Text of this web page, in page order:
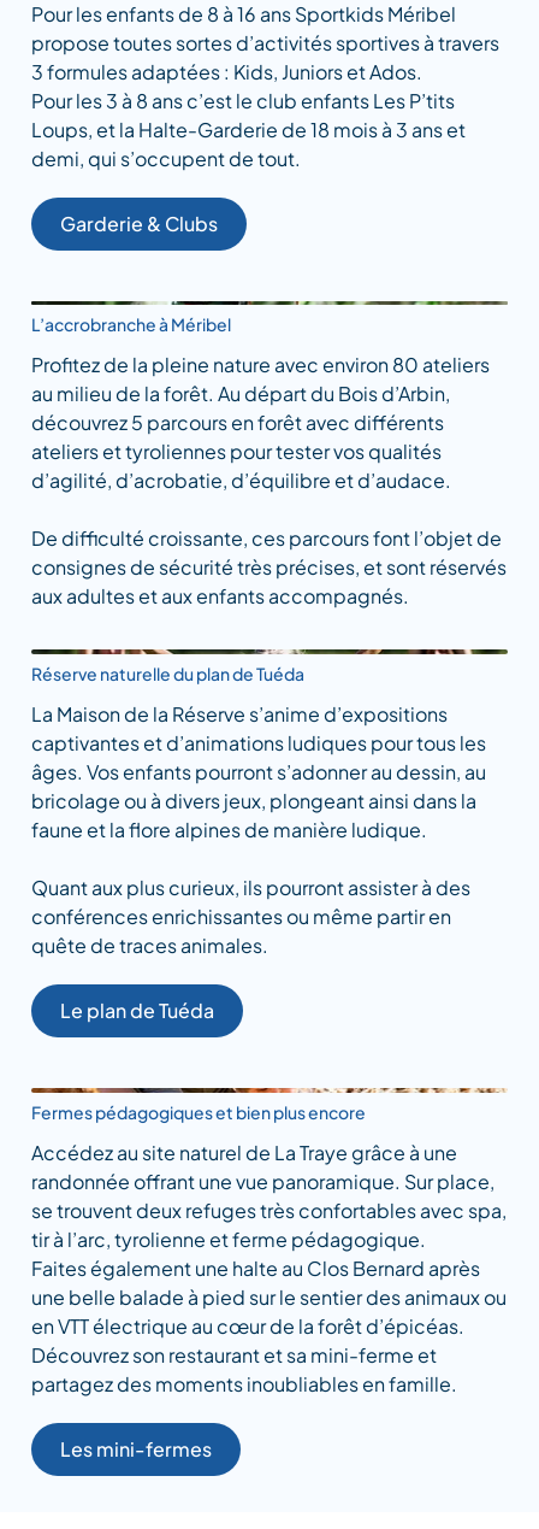
Pour les enfants de 8 à 16 ans Sportkids Méribel
propose toutes sortes d’activités sportives à travers
3 formules adaptées : Kids, Juniors et Ados.
Pour les 3 à 8 ans c’est le club enfants Les P’tits
Loups, et la Halte-Garderie de 18 mois à 3 ans et
demi, qui s’occupent de tout.
Garderie & Clubs
L’accrobranche à Méribel
Profitez de la pleine nature avec environ 80 ateliers
au milieu de la forêt. Au départ du Bois d’Arbin,
découvrez 5 parcours en forêt avec différents
ateliers et tyroliennes pour tester vos qualités
d’agilité, d’acrobatie, d’équilibre et d’audace.
De difficulté croissante, ces parcours font l’objet de
consignes de sécurité très précises, et sont réservés
aux adultes et aux enfants accompagnés.
Réserve naturelle du plan de Tuéda
La Maison de la Réserve s’anime d’expositions
captivantes et d’animations ludiques pour tous les
âges. Vos enfants pourront s’adonner au dessin, au
bricolage ou à divers jeux, plongeant ainsi dans la
faune et la flore alpines de manière ludique.
Quant aux plus curieux, ils pourront assister à des
conférences enrichissantes ou même partir en
quête de traces animales.
Le plan de Tuéda
Fermes pédagogiques et bien plus encore
Accédez au site naturel de La Traye grâce à une
randonnée offrant une vue panoramique. Sur place,
se trouvent deux refuges très confortables avec spa,
tir à l’arc, tyrolienne et ferme pédagogique.
Faites également une halte au Clos Bernard après
une belle balade à pied sur le sentier des animaux ou
en VTT électrique au cœur de la forêt d’épicéas.
Découvrez son restaurant et sa mini-ferme et
partagez des moments inoubliables en famille.
Les mini-fermes